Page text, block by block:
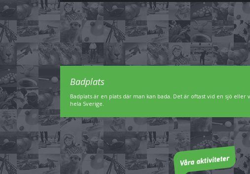
Badplats
Badplats är en plats där man kan bada. Det är oftast vid en sjö
hela Sverige.